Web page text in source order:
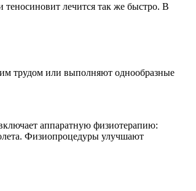
теносиновит лечится так же быстро. В
трудом или выполняют однообразные
аппаратную физиотерапию:
Физиопроцедуры улучшают